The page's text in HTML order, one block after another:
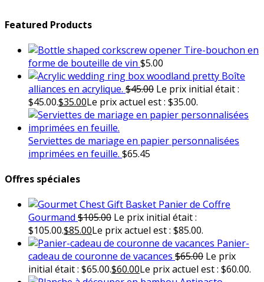
Featured Products
Tire-bouchon en
forme de bouteille de vin $5.00
Boîte
alliances en acrylique. $45.00 Le prix initial était :
$45.00.$35.00Le prix actuel est : $35.00.
Serviettes de mariage en papier personnalisées
imprimées en feuille. $65.45
Offres spéciales
Panier de Coffre
Gourmand $105.00 Le prix initial était :
$105.00.$85.00Le prix actuel est : $85.00.
Panier-
cadeau de couronne de vacances $65.00 Le prix
initial était : $65.00.$60.00Le prix actuel est : $60.00.